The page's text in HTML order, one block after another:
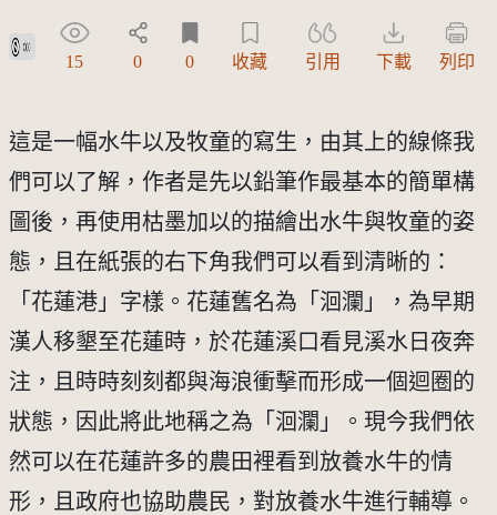
公眾領域貢獻宣告(CC0)
15 0 0 收藏 引用 下載 列印
這是一幅水牛以及牧童的寫生，由其上的線條我
們可以了解，作者是先以鉛筆作最基本的簡單構
圖後，再使用枯墨加以的描繪出水牛與牧童的姿
態，且在紙張的右下角我們可以看到清晰的：
「花蓮港」字樣。花蓮舊名為「洄瀾」，為早期
漢人移墾至花蓮時，於花蓮溪口看見溪水日夜奔
注，且時時刻刻都與海浪衝擊而形成一個迴圈的
狀態，因此將此地稱之為「洄瀾」。現今我們依
然可以在花蓮許多的農田裡看到放養水牛的情
形，且政府也協助農民，對放養水牛進行輔導。